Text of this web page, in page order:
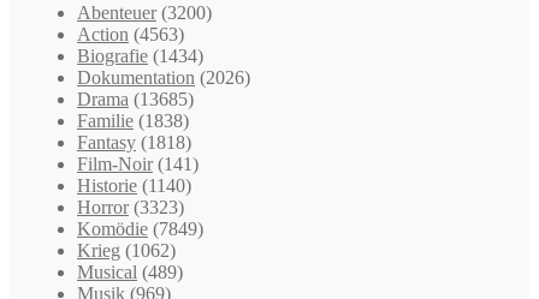
Abenteuer (3200)
Action (4563)
Biografie (1434)
Dokumentation (2026)
Drama (13685)
Familie (1838)
Fantasy (1818)
Film-Noir (141)
Historie (1140)
Horror (3323)
Komödie (7849)
Krieg (1062)
Musical (489)
Musik (969)